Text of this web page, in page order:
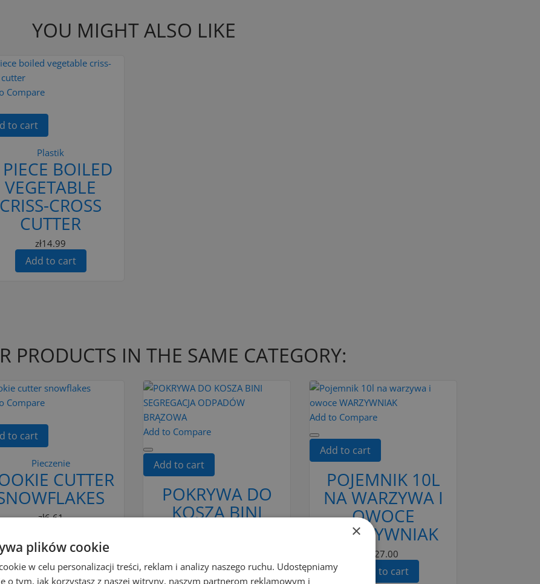
YOU MIGHT ALSO LIKE
Compare
to cart
Plastik
BOILED
VEGETABLE
CRISS-CROSS
CUTTER
zł14.99
Add to cart
PRODUCTS IN THE SAME CATEGORY:
Compare
to cart
Pieczenie
CUTTER
zł6.61
Add to Compare
Add to cart
POKRYWA DO
KOSZA BINI
BRĄZOWA
Add to Compare
Add to cart
POJEMNIK 10L
NA WARZYWA I
OWOCE
WARZYWNIAK
zł27.00
Add to cart
×
plików cookie
w celu personalizacji treści, reklam i analizy naszego ruchu. Udostępniamy
o tym, jak korzystasz z naszej witryny, naszym partnerom reklamowym i